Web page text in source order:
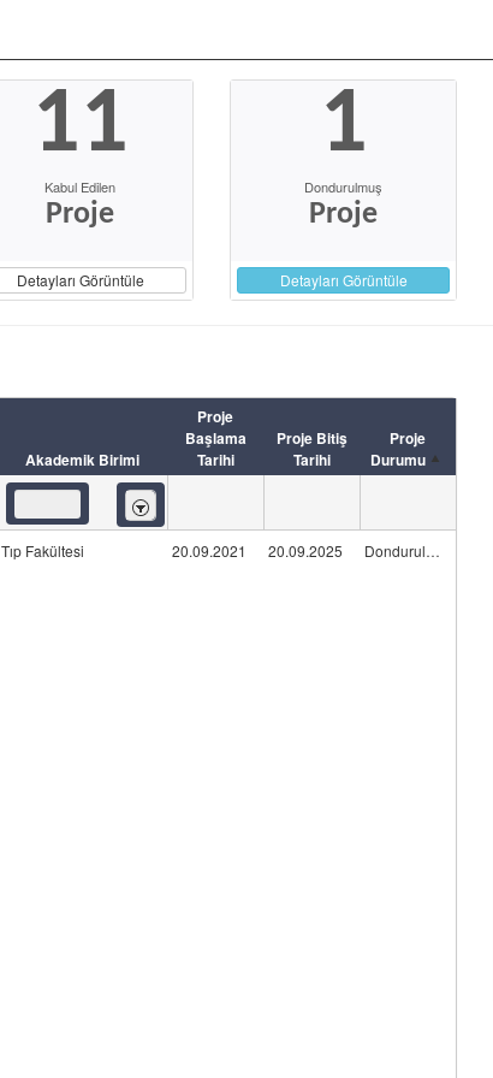
11
Kabul Edilen
Proje
Detayları Görüntüle
1
Dondurulmuş
Proje
Detayları Görüntüle
Akademik Birimi
Proje
Başlama
Tarihi
Proje Bitiş
Tarihi
Proje
Durumu
İçeren
Tıp Fakültesi 20.09.2021 20.09.2025 Dondurulmuş